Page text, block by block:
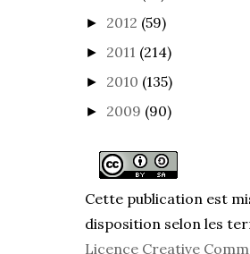
► 2012 (59)
► 2011 (214)
► 2010 (135)
► 2009 (90)
Cette publication est
disposition selon les
Licence Creative